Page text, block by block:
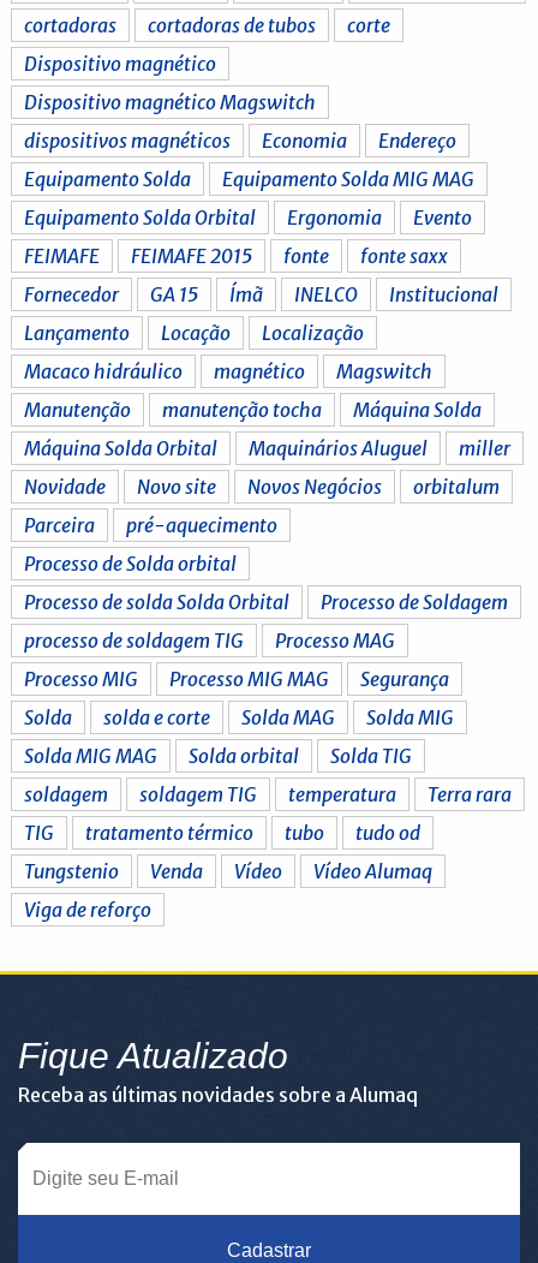
cortadoras
cortadoras de tubos
corte
Dispositivo magnético
Dispositivo magnético Magswitch
dispositivos magnéticos
Economia
Endereço
Equipamento Solda
Equipamento Solda MIG MAG
Equipamento Solda Orbital
Ergonomia
Evento
FEIMAFE
FEIMAFE 2015 fonte
fonte saxx
Fornecedor
GA 15 Ímã INELCO
Institucional
Lançamento
Locação
Localização
Macaco hidráulico
magnético
Magswitch
Manutenção
manutenção tocha
Máquina Solda
Máquina Solda Orbital
Maquinários Aluguel
miller
Novidade
Novo site Novos Negócios
orbitalum
Parceira
pré-aquecimento
Processo de Solda orbital
Processo de solda Solda Orbital
Processo de Soldagem
processo de soldagem TIG
Processo MAG
Processo MIG
Processo MIG MAG
Segurança
Solda
solda e corte Solda MAG
Solda MIG
Solda MIG MAG
Solda orbital
Solda TIG
soldagem
soldagem TIG temperatura
Terra rara
TIG
tratamento térmico tubo
tudo od
Tungstenio
Venda Vídeo
Vídeo Alumaq
Viga de reforço
Fique Atualizado
Receba as últimas novidades sobre a Alumaq
Cadastrar